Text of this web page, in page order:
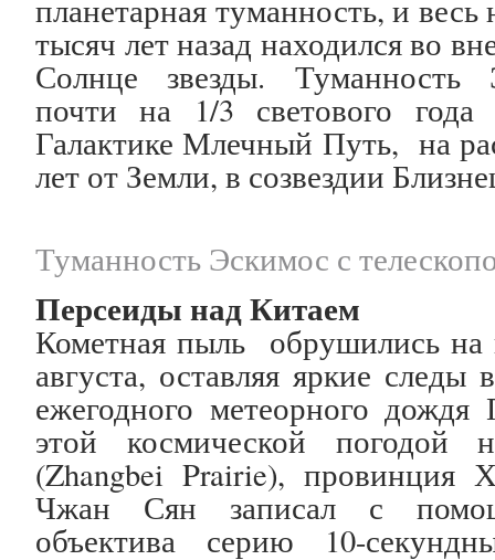
планетарная туманность, и
тысяч лет назад находился во
Солнце звезды. Туманность
почти на 1/3 светового
Галактике Млечный Путь, на
лет от Земли, в созвездии
Туманность Эскимос с
Персеиды над Китаем
Кометная пыль обрушились на
августа, оставляя яркие
ежегодного метеорного дождя
этой космической погодой
(Zhangbei Prairie), провинция
Чжан Сян записал с
объектива серию 10-